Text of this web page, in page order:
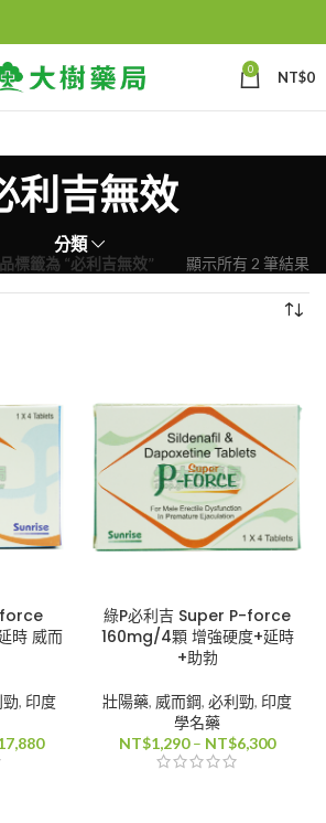
0 NT$0
利吉無效
分類
標籤為 “必利吉無效” 顯示所有 2 筆結果
force
時 威而
勁, 印度
價
綠P必利吉 Super P-force
160mg/4顆 增強硬度+延時
+助勃
壯陽藥, 威而鋼, 必利勁, 印度
學名藥
NT$1,290 – NT$6,300價